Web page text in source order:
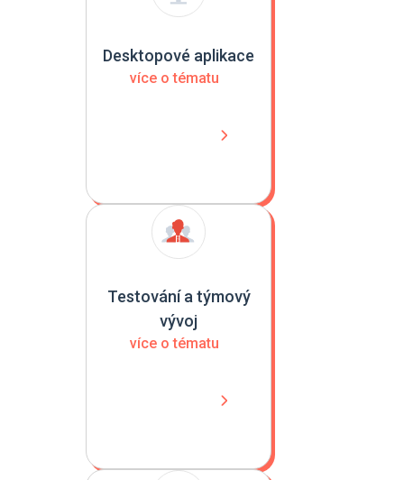
Desktopové aplikace
více o tématu
Testování a týmový
vývoj
více o tématu